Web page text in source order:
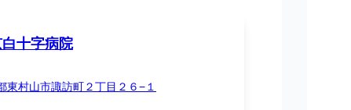
十字病院
東村山市諏訪町２丁目２６−１